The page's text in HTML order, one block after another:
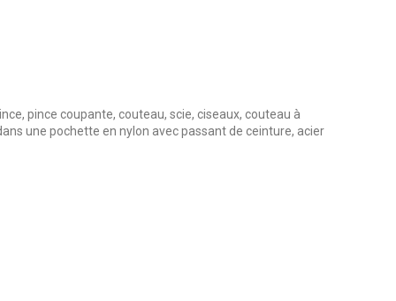
pince coupante, couteau, scie, ciseaux, couteau à
une pochette en nylon avec passant de ceinture, acier